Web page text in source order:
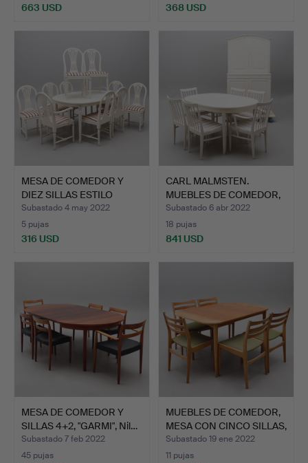
663 USD 368 USD
MESA DE COMEDOR Y
DIEZ SILLAS ESTILO
GUSTA…
Subastado 4 may 2022
5 pujas
316 USD
CARL MALMSTEN.
MUEBLES DE COMEDOR,
"EL SEÑ…
Subastado 6 abr 2022
18 pujas
841 USD
MESA DE COMEDOR Y
SILLAS 4+2, "GARMI", Nil…
Subastado 7 feb 2022
45 pujas
MUEBLES DE COMEDOR,
MESA CON CINCO SILLAS,
…
Subastado 19 ene 2022
11 pujas